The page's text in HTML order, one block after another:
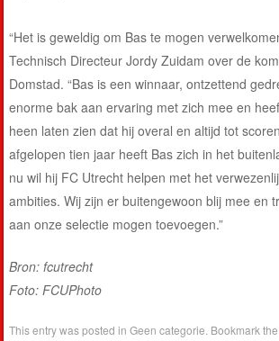
“Het is geweldig om Bas te mogen
Technisch Directeur Jordy Zuidam over de
Domstad. “Bas is een winnaar, ontzettend
enorme bak aan ervaring met zich mee en
heen laten zien dat hij overal en altijd tot
afgelopen tien jaar heeft Bas zich in het
nu wil hij FC Utrecht helpen met het
ambities. Wij zijn er buitengewoon blij mee en
aan onze selectie mogen toevoegen.”
Bron: fcutrecht
Foto: FCUPhoto
This entry was posted inGeen categorie . Bookmark